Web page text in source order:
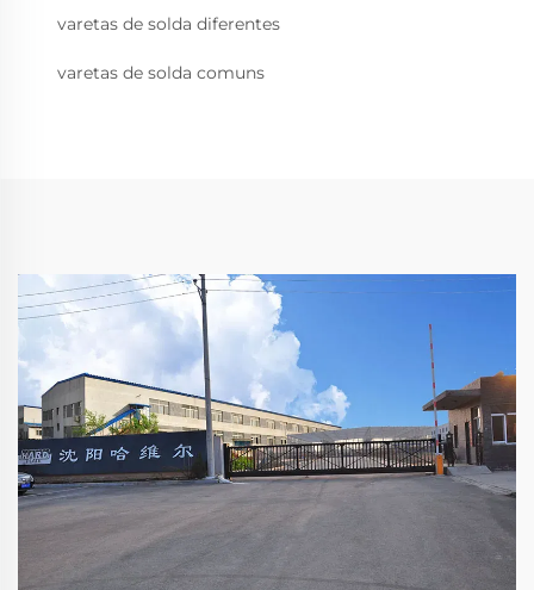
varetas de solda diferentes
varetas de solda comuns